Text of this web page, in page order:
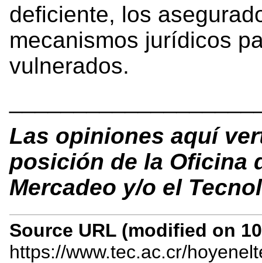
deficiente, los
mecanismos jurídicos
vulnerados.
Las opiniones aquí
posición de la Oficina
Mercadeo y/o el
Source URL (modified on
https://www.tec.ac.cr/